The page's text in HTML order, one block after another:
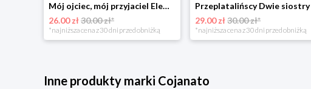
Mój ojciec, mój przyjaciel Element
26.00 zł30.00 zł*
*najniższa cena z 30 dni przed obniżką
Przeplatalińscy Dwie siostry
29.00 zł30.00 zł*
*najniższa cena z 30 dni przed obniżką
Inne produkty marki Cojanato